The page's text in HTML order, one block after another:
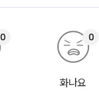
0
화나요
0